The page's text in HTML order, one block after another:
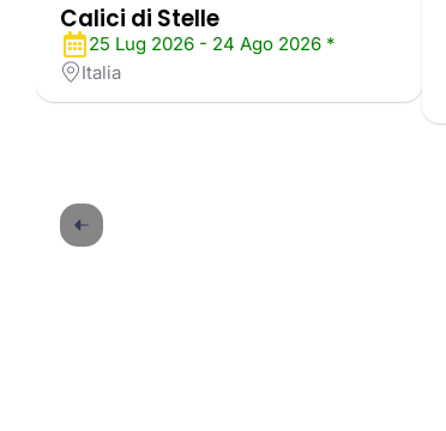
Calici di Stelle
25 Lug 2026 - 24 Ago 2026 *
Italia